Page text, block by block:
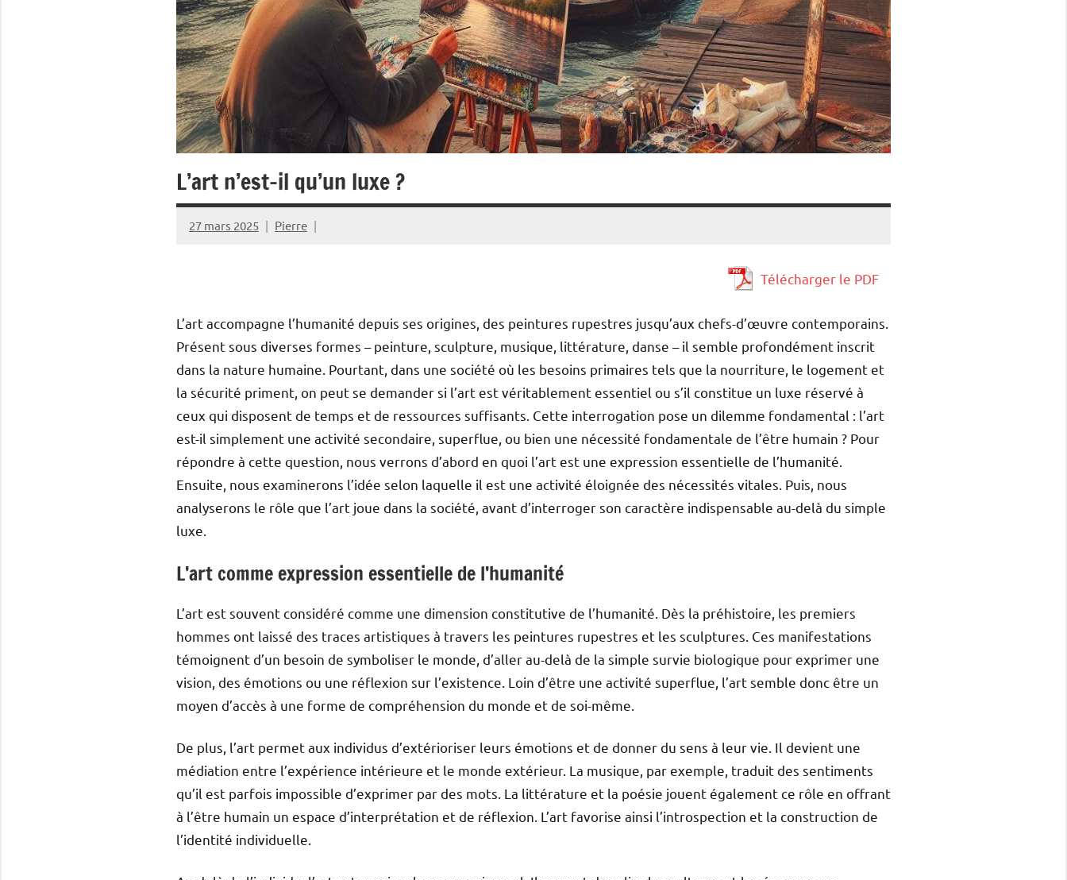
L’art n’est-il qu’un luxe ?
27 mars 2025 Pierre
Télécharger le PDF
L’art accompagne l’humanité depuis ses origines, des peintures rupestres jusqu’aux chefs-d’œuvre contemporains.
Présent sous diverses formes – peinture, sculpture, musique, littérature, danse – il semble profondément inscrit
dans la nature humaine. Pourtant, dans une société où les besoins primaires tels que la nourriture, le logement et
la sécurité priment, on peut se demander si l’art est véritablement essentiel ou s’il constitue un luxe réservé à
ceux qui disposent de temps et de ressources suffisants. Cette interrogation pose un dilemme fondamental : l’art
est-il simplement une activité secondaire, superflue, ou bien une nécessité fondamentale de l’être humain ? Pour
répondre à cette question, nous verrons d’abord en quoi l’art est une expression essentielle de l’humanité.
Ensuite, nous examinerons l’idée selon laquelle il est une activité éloignée des nécessités vitales. Puis, nous
analyserons le rôle que l’art joue dans la société, avant d’interroger son caractère indispensable au-delà du simple
luxe.
L’art comme expression essentielle de l’humanité
L’art est souvent considéré comme une dimension constitutive de l’humanité. Dès la préhistoire, les premiers
hommes ont laissé des traces artistiques à travers les peintures rupestres et les sculptures. Ces manifestations
témoignent d’un besoin de symboliser le monde, d’aller au-delà de la simple survie biologique pour exprimer une
vision, des émotions ou une réflexion sur l’existence. Loin d’être une activité superflue, l’art semble donc être un
moyen d’accès à une forme de compréhension du monde et de soi-même.
De plus, l’art permet aux individus d’extérioriser leurs émotions et de donner du sens à leur vie. Il devient une
médiation entre l’expérience intérieure et le monde extérieur. La musique, par exemple, traduit des sentiments
qu’il est parfois impossible d’exprimer par des mots. La littérature et la poésie jouent également ce rôle en offrant
à l’être humain un espace d’interprétation et de réflexion. L’art favorise ainsi l’introspection et la construction de
l’identité individuelle.